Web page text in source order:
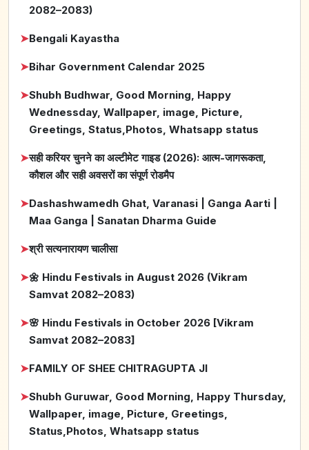
2082–2083)
➤Bengali Kayastha
➤Bihar Government Calendar 2025
➤Shubh Budhwar, Good Morning, Happy
Wednessday, Wallpaper, image, Picture,
Greetings, Status,Photos, Whatsapp status
➤सही करियर चुनने का अल्टीमेट गाइड (2026): आत्म-जागरूकता,
कौशल और सही अवसरों का संपूर्ण रोडमैप
➤Dashashwamedh Ghat, Varanasi | Ganga Aarti |
Maa Ganga | Sanatan Dharma Guide
➤श्री सत्यनारायण चालीसा
➤🌼 Hindu Festivals in August 2026 (Vikram
Samvat 2082–2083)
➤🌸 Hindu Festivals in October 2026 [Vikram
Samvat 2082–2083]
➤FAMILY OF SHEE CHITRAGUPTA JI
➤Shubh Guruwar, Good Morning, Happy Thursday,
Wallpaper, image, Picture, Greetings,
Status,Photos, Whatsapp status